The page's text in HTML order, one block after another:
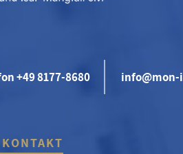
+49 8177-8680